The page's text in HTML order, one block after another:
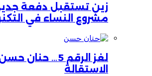
زين تستقبل دفعة
مشروع النساء في
لغز الرقم 5…
الاستقالة